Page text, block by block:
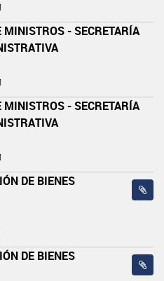
MINISTROS - SECRETARÍA
MINISTROS - SECRETARÍA
DE BIENES
DE BIENES